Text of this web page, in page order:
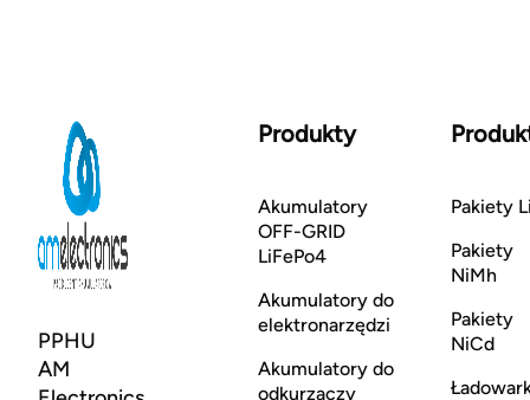
PPHU
AM
Produkty
Akumulatory
OFF-GRID
LiFePo4
Akumulatory do
elektronarzędzi
Akumulatory do
odkurzaczy
Pakiety
Pakiety
NiMh
Pakiety
NiCd